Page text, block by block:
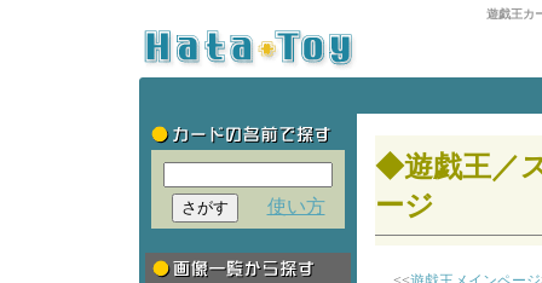
遊戯王カ
使い方
◆遊戯王／
ージ